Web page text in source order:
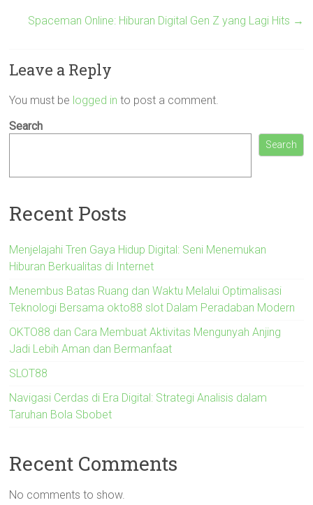
Spaceman Online: Hiburan Digital Gen Z yang Lagi Hits →
Leave a Reply
You must be logged in to post a comment.
Search
Search
Recent Posts
Menjelajahi Tren Gaya Hidup Digital: Seni Menemukan
Hiburan Berkualitas di Internet
Menembus Batas Ruang dan Waktu Melalui Optimalisasi
Teknologi Bersama okto88 slot Dalam Peradaban Modern
OKTO88 dan Cara Membuat Aktivitas Mengunyah Anjing
Jadi Lebih Aman dan Bermanfaat
SLOT88
Navigasi Cerdas di Era Digital: Strategi Analisis dalam
Taruhan Bola Sbobet
Recent Comments
No comments to show.